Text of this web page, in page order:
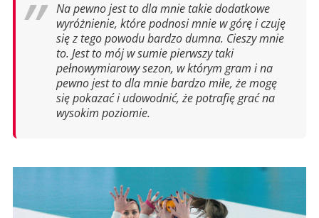
Na pewno jest to dla mnie takie dodatkowe
wyróżnienie, które podnosi mnie w górę i czuję
się z tego powodu bardzo dumna. Cieszy mnie
to. Jest to mój w sumie pierwszy taki
pełnowymiarowy sezon, w którym gram i na
pewno jest to dla mnie bardzo miłe, że mogę
się pokazać i udowodnić, że potrafię grać na
wysokim poziomie.